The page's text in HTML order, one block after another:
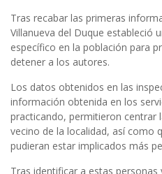
Tras recabar las primeras
Villanueva del Duque estableció
específico en la población para
detener a los autores.
Los datos obtenidos en las
información obtenida en los
practicando, permitieron centrar
vecino de la localidad, así como
pudieran estar implicados más
Tras identificar a estas